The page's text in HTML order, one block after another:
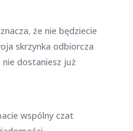
że nie będziecie
skrzynka odbiorcza
dostaniesz już
wspólny czat